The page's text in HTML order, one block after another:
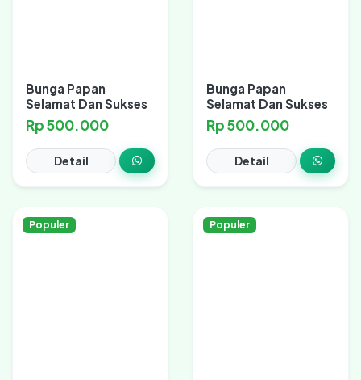
Bunga Papan
Selamat Dan Sukses
Rp 500.000
Detail
Bunga Papan
Selamat Dan Sukses
Rp 500.000
Detail
Populer Populer